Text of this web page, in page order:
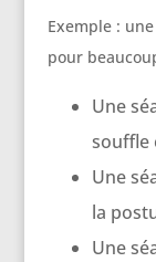
Exemple :
pour
Une
souffle
Une
la
Une